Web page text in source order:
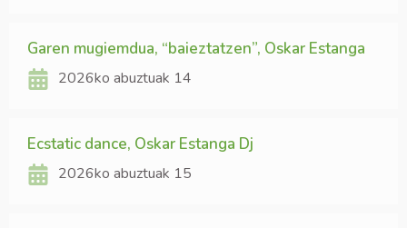
Garen mugiemdua, “baieztatzen”, Oskar Estanga
2026ko abuztuak 14
Ecstatic dance, Oskar Estanga Dj
2026ko abuztuak 15